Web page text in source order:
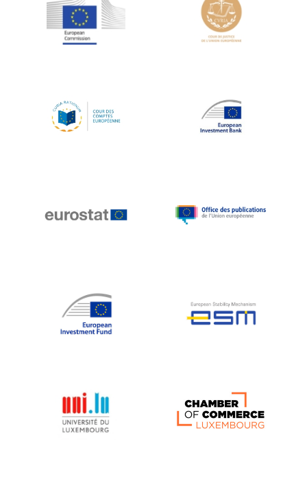
Jean-Louis Schiltz
Jean-Victor Louis
Johnny Åkerholm
Katharien L.C. Hunt
Klaus-Heiner Lehne
Koen LENAERTS
Lars Heikensten
Lucas Papademos
Máire Geoghegan-Quinn